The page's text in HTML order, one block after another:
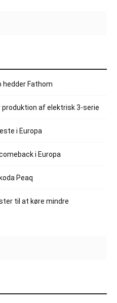
hedder Fathom
af elektrisk 3-serie
i Europa
i Europa
Peaq
til at køre mindre